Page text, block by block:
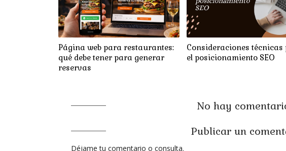
Página web para restaurantes:
qué debe tener para generar
reservas
Consideraciones técnicas
el posicionamiento SEO
No hay
Publicar un
Déjame tu comentario o consulta.